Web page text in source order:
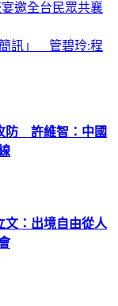
邀全台民眾共襄
訊」 管碧玲:程
防 許維智：中國
：出境自由從人